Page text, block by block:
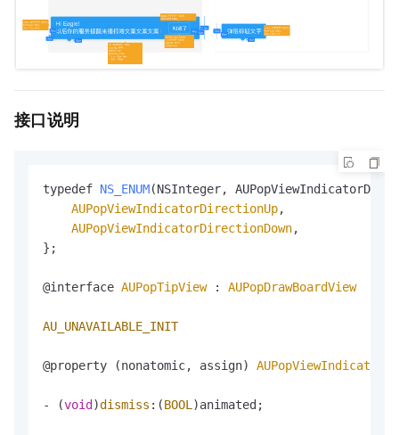
接口说明
typedef NS_ENUM(NSInteger,
AUPopViewIndicatorDirectionUp,
AUPopViewIndicatorDirectionDown,
};
@interface AUPopTipView : AUPopDrawBoardView
AU_UNAVAILABLE_INIT
@property (nonatomic, assign)
- (void)dismiss :(BOOL )animated;